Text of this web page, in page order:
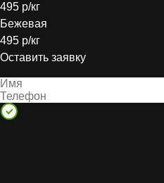
495 р/кг
Бежевая
495 р/кг
Оставить заявку